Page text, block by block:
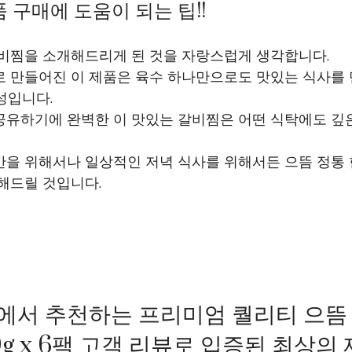
구매에 도움이 되는 팁!!
찜을 소개해드리게 된 것을 자랑스럽게 생각합니다.
만들어진 이 제품은 육수 하나만으로도 맛있는 식사를
입니다.
유하기에 완벽한 이 맛있는 갈비찜은 어떤 식탁에도 깊
을 위해서나 일상적인 저녁 식사를 위해서든 으뜸 정통
드릴 것입니다.
서 추천하는 프리미엄 퀄리티 으
x 6팩 고객 리뷰로 입증된 최상의